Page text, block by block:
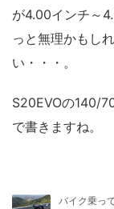
が4.00インチ～
っと無理かもし
い・・・。
S20EVOの140/
で書きますね。